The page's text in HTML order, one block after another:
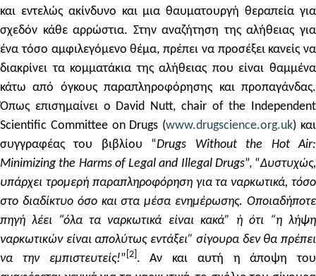
και εντελώς ακίνδυνο και μια θαυματουργή θεραπεία για
σχεδόν κάθε αρρώστια. Στην αναζήτηση της αλήθειας για
ένα τόσο αμφιλεγόμενο θέμα, πρέπει να προσέξει κανείς να
διακρίνει τα κομματάκια της αλήθειας που είναι θαμμένα
κάτω από όγκους παραπληροφόρησης και προπαγάνδας.
Όπως επισημαίνει ο David Nutt, chair of the Independent
Scientific Committee on Drugs (www.drugscience.org.uk) και
συγγραφέας του βιβλίου “Drugs Without the Hot Air:
Minimizing the Harms of Legal and Illegal Drugs”, “Δυστυχώς,
υπάρχει τρομερή παραπληροφόρηση για τα ναρκωτικά, τόσο
στο διαδίκτυο όσο καισταμέσα ενημέρωσης. Οποιαδήποτε
πηγή λέει “όλα τα ναρκωτικά είναι κακά” ή ότι “η λήψη
ναρκωτικών είναι απολύτως εντάξει” σίγουρα δεν θαπρέπει
να την εμπιστευτείς!” 2] . Αν και αυτή η άποψη του